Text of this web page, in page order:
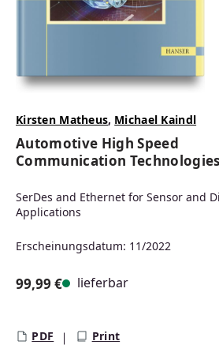
Kirsten Matheus, Michael Kaindl
Automotive High Speed
Communication Technologies
SerDes and Ethernet for Sensor and
Applications
Erscheinungsdatum: 11/2022
99,99 € lieferbar
PDF Print